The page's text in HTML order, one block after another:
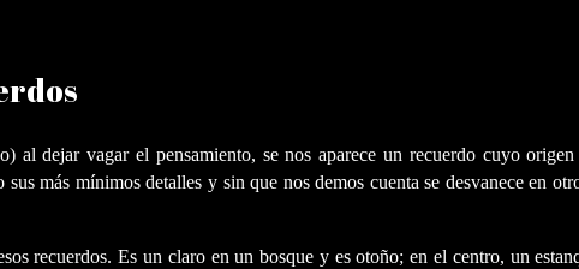
al dejar vagar el pensamiento, se nos aparece un recuerdo cuyo
más mínimos detalles y sin que nos demos cuenta se desvanece en
recuerdos. Es un claro en un bosque y es otoño; en el centro, un